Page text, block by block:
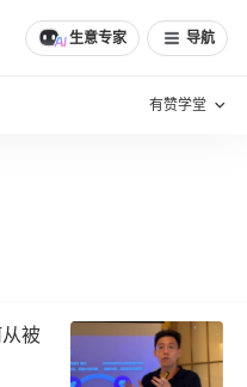
生意专家 导航
有赞学堂
售最佳实践
被